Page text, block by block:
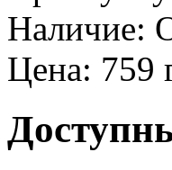
Наличие:
Цена: 759